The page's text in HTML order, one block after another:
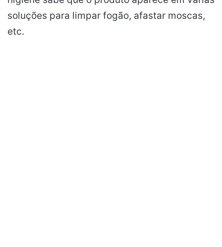
soluções para limpar fogão, afastar moscas,
etc.